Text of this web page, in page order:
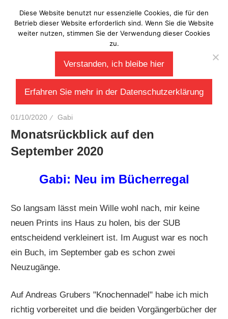
Inhalt
springen
Laberladen
01/10/2020 Gabi
Monatsrückblick auf den
September 2020
Gabi: Neu im Bücherregal
So langsam lässt mein Wille wohl nach, mir keine
neuen Prints ins Haus zu holen, bis der SUB
entscheidend verkleinert ist. Im August war es noch
ein Buch, im September gab es schon zwei
Neuzugänge.
Auf Andreas Grubers "Knochennadel" habe ich mich
richtig vorbereitet und die beiden Vorgängerbücher der
Diese Website benutzt nur essenzielle Cookies, die für den
Betrieb dieser Website erforderlich sind. Wenn Sie die Website
weiter nutzen, stimmen Sie der Verwendung dieser Cookies
zu.
Verstanden, ich bleibe hier
Erfahren Sie mehr in der Datenschutzerklärung